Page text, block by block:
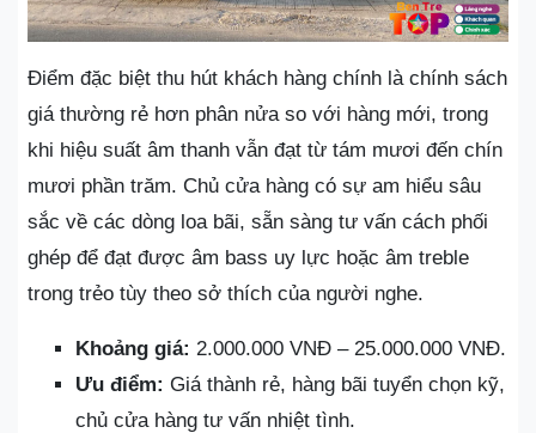
Điểm đặc biệt thu hút khách hàng chính là chính sách
giá thường rẻ hơn phân nửa so với hàng mới, trong
khi hiệu suất âm thanh vẫn đạt từ tám mươi đến chín
mươi phần trăm. Chủ cửa hàng có sự am hiểu sâu
sắc về các dòng loa bãi, sẵn sàng tư vấn cách phối
ghép để đạt được âm bass uy lực hoặc âm treble
trong trẻo tùy theo sở thích của người nghe.
Khoảng giá: 2.000.000 VNĐ – 25.000.000 VNĐ.
Ưu điểm: Giá thành rẻ, hàng bãi tuyển chọn kỹ,
chủ cửa hàng tư vấn nhiệt tình.